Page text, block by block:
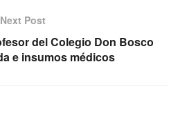
Next Post
del Colegio Don Bosco
e insumos médicos